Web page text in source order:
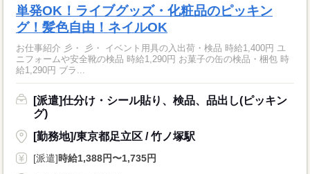
単発OK！ライブグッズ・化粧品のピッキン
グ！髪色自由！ネイルOK
お仕事紹介 彡・ 彡・ イベント用具の入出荷・検品 時給1,400円 ユ
ニフォームや安全靴の検品 時給1,290円 お菓子の缶の検品・梱包 時
給1,290円 ブラ...
[派遣]仕分け・シール貼り、検品、品出し(ピッキン
グ)
[勤務地]/東京都足立区 / 竹ノ塚駅
[派遣]時給1,388円〜1,735円